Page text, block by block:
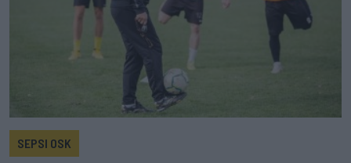
SEPSI OSK